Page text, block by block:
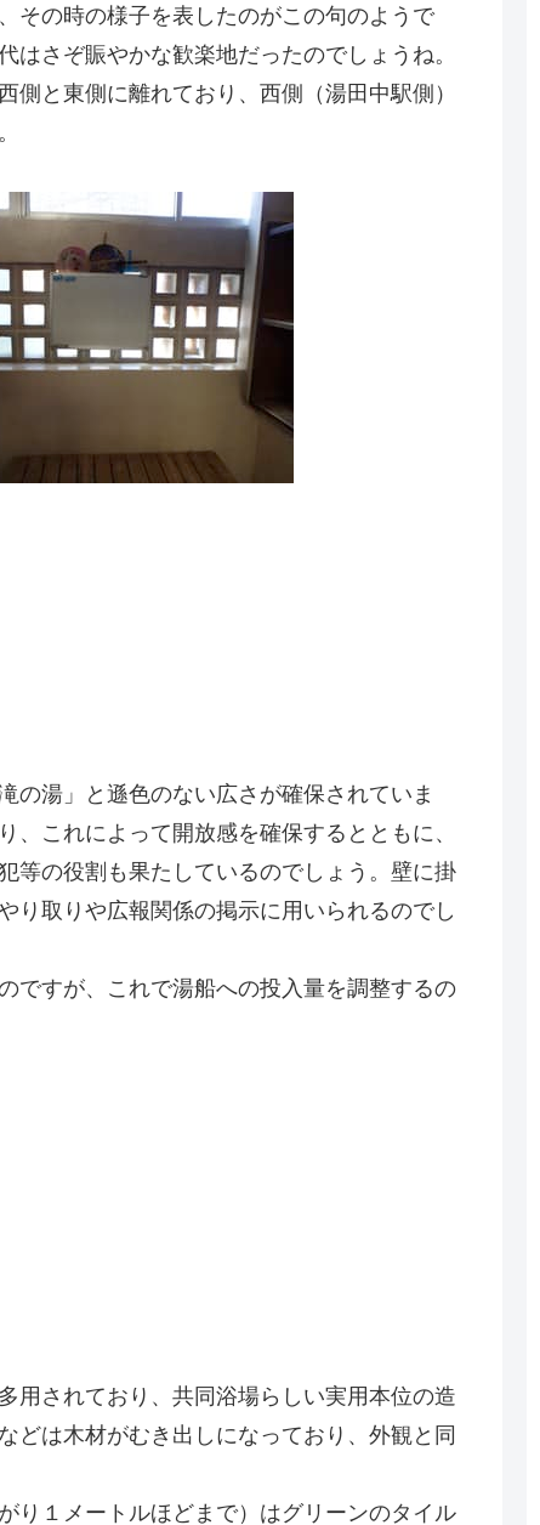
その時の様子を表したのがこの句のようで
さぞ賑やかな歓楽地だったのでしょうね。
と東側に離れており、西側（湯田中駅側）
の湯」と遜色のない広さが確保されていま
これによって開放感を確保するとともに、
等の役割も果たしているのでしょう。壁に掛
り取りや広報関係の掲示に用いられるのでし
ですが、これで湯船への投入量を調整するの
用されており、共同浴場らしい実用本位の造
どは木材がむき出しになっており、外観と同
り１メートルほどまで）はグリーンのタイル